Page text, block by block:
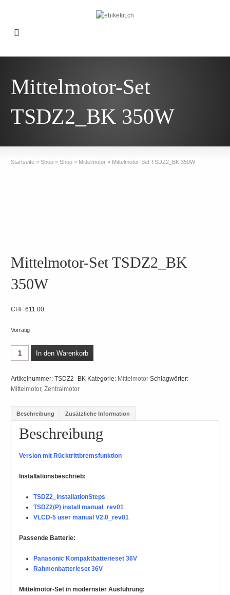
Mittelmotor-Set
TSDZ2_BK 350W
Startseite » Shop » Shop » Mittelmotor » Mittelmotor-Set TSDZ2_BK 350W
Mittelmotor-Set TSDZ2_BK
350W
CHF 611.00
Vorrätig
In den Warenkorb
Artikelnummer:TSDZ2_BK Kategorie: Mittelmotor Schlagwörter:
Mittelmotor,Zentralmotor
Beschreibung Zusätzliche Information
Beschreibung
Version mit Rücktrittbremsfunktion
Installationsbeschrieb:
TSDZ2_InstallationSteps
TSDZ2(P) install manual_rev01
VLCD-5 user manual V2.0_rev01
Passende Batterie:
Panasonic Kompaktbatterieset 36V
Rahmenbatterieset 36V
Mittelmotor-Set in modernster Ausführung: